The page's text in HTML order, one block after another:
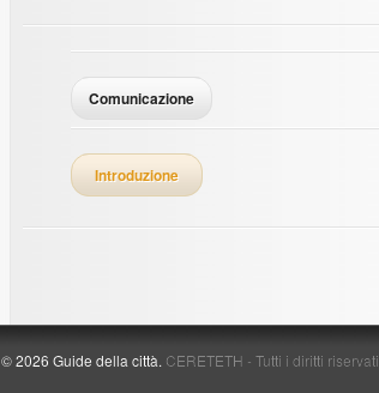
Comunicazione
Introduzione
© 2026 Guide della città. CERETETH - Tutti i diritti riservati.